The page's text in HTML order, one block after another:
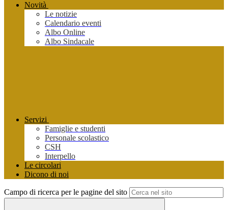
Novità
Le notizie
Calendario eventi
Albo Online
Albo Sindacale
Servizi
Famiglie e studenti
Personale scolastico
CSH
Interpello
Le circolari
Dicono di noi
Campo di ricerca per le pagine del sito